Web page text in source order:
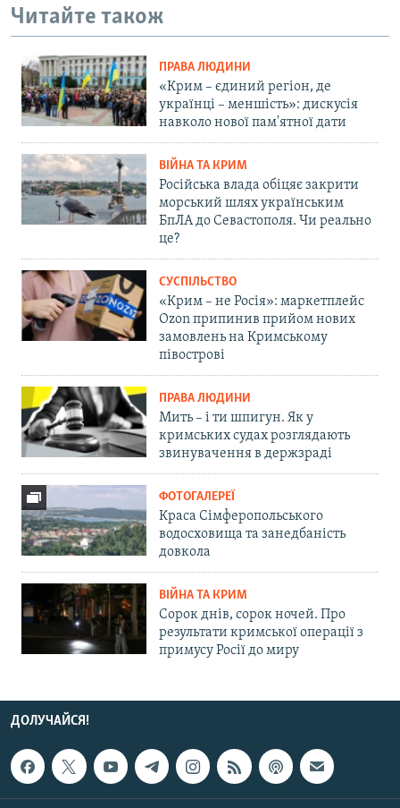
Читайте також
ПРАВА ЛЮДИНИ
«Крим – єдиний регіон, де
українці – меншість»: дискусія
навколо нової пам'ятної дати
ВІЙНА ТА КРИМ
Російська влада обіцяє закрити
морський шлях українським
БпЛА до Севастополя. Чи реально
це?
СУСПІЛЬСТВО
«Крим – не Росія»: маркетплейс
Ozon припинив прийом нових
замовлень на Кримському
півострові
ПРАВА ЛЮДИНИ
Мить – і ти шпигун. Як у
кримських судах розглядають
звинувачення в держзраді
ФОТОГАЛЕРЕЇ
Краса Сімферопольського
водосховища та занедбаність
довкола
ВІЙНА ТА КРИМ
Сорок днів, сорок ночей. Про
результати кримської операції з
примусу Росії до миру
ДОЛУЧАЙСЯ!